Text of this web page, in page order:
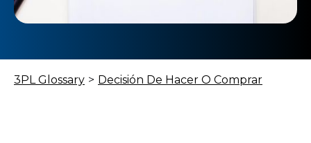
3PL Glossary > Decisión De Hacer O Comprar